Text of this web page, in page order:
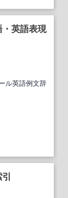
・英語表現
ル英語例文辞